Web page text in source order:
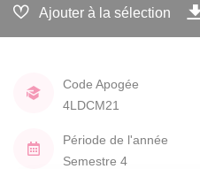
Ajouter à la sélection
Code Apogée
4LDCM21
Période de l'année
Semestre 4